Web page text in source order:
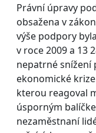
Právní úpravy
obsažena v
výše podpory
v roce 2009 a 13
nepatrné snížení
ekonomické
kterou reagoval
úsporným
nezaměstnaní